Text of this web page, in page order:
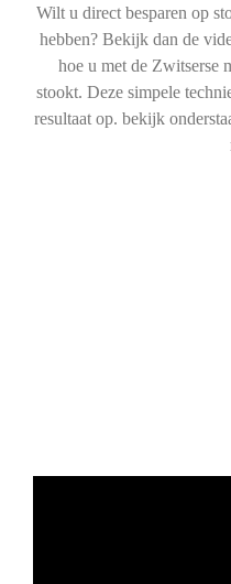
Wilt u direct besparen op
hebben? Bekijk dan de
hoe u met de Zwitserse
stookt. Deze simpele
resultaat op. bekijk